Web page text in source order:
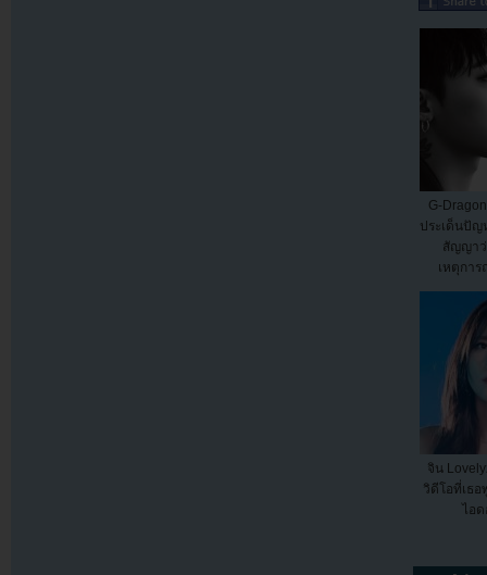
G-
ประเด็นปัญ
สัญญาว่
เหตุกา
จิน
วิดีโอที่เธอ
ไอด